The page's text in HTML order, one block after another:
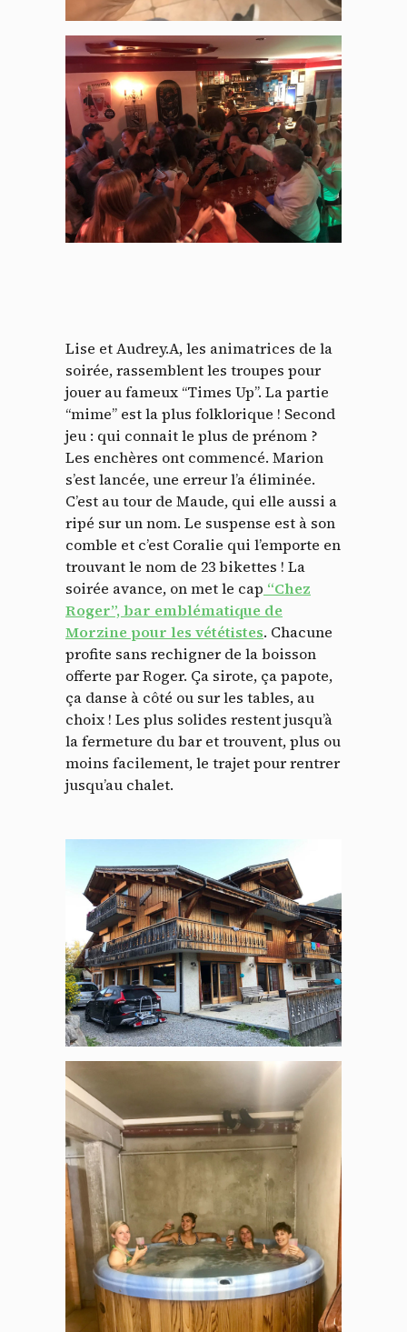
Lise et Audrey.A, les animatrices de la
soirée, rassemblent les troupes pour
jouer au fameux “Times Up”. La partie
“mime” est la plus folklorique ! Second
jeu : qui connait le plus de prénom ?
Les enchères ont commencé. Marion
s’est lancée, une erreur l’a éliminée.
C’est au tour de Maude, qui elle aussi a
ripé sur un nom. Le suspense est à son
comble et c’est Coralie qui l’emporte en
trouvant le nom de 23 bikettes ! La
soirée avance, on met le cap “Chez
Roger”, bar emblématique de
Morzine pour les vététistes. Chacune
profite sans rechigner de la boisson
offerte par Roger. Ça sirote, ça papote,
ça danse à côté ou sur les tables, au
choix ! Les plus solides restent jusqu’à
la fermeture du bar et trouvent, plus ou
moins facilement, le trajet pour rentrer
jusqu’au chalet.
Panneau de gestion des
cookies
En autorisant ces services tiers, vous acceptez le dépôt et la
lecture de cookies et l'utilisation de technologies de suivi
nécessaires à leur bon fonctionnement.
Politique de confidentialité